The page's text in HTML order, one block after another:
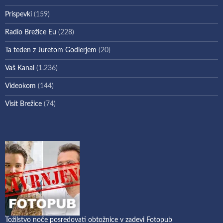
Prispevki (159)
Radio Brežice Eu (228)
Ta teden z Juretom Godlerjem (20)
Vaš Kanal (1.236)
Videokom (144)
Visit Brežice (74)
Tožilstvo noče posredovati obtožnice v zadevi Fotopub